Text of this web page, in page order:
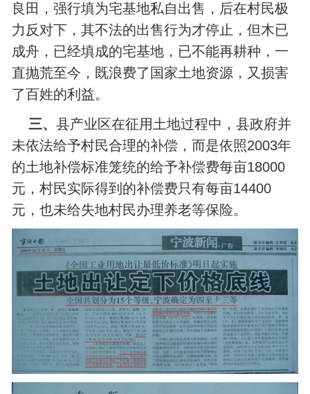
良田，强行填为宅基地私自出售，后在村民极
力反对下，其不法的出售行为才停止，但木已
成舟，已经填成的宅基地，已不能再耕种，一
直抛荒至今，既浪费了国家土地资源，又损害
了百姓的利益。
三、县产业区在征用土地过程中，县政府并
未依法给予村民合理的补偿，而是依照2003年
的土地补偿标准笼统的给予补偿费每亩18000
元，村民实际得到的补偿费只有每亩14400
元，也未给失地村民办理养老等保险。